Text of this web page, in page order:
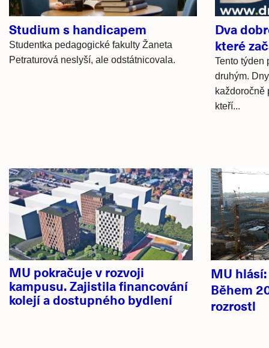
Studium s handicapem
Studentka pedagogické fakulty Žaneta
Petraturová neslyší, ale odstátnicovala.
Dva
které
Tento týden
druhým.
každoročně
kteří...
Hlavní
novinky
MU pokračuje v rozvoji
kampusu. Zajistila financování
kolejí a dostupného bydlení
MU
Během
rozrostl